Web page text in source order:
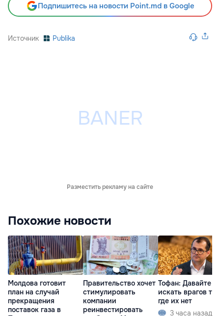
Подпишитесь на новости Point.md в Google
Источник Publika
Разместить рекламу на сайте
Похожие новости
Молдова готовит
план на случай
прекращения
поставок газа в
Правительство хочет
стимулировать
компании
реинвестировать
Тофан: Давайте
искать врагов
где их нет
3 часа назад